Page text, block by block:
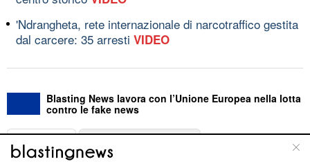
'Ndrangheta, rete internazionale di narcotraffico gestita
dal carcere: 35 arresti VIDEO
Blasting News lavora con l’Unione Europea nella lotta
contro le fake news
ABOUT